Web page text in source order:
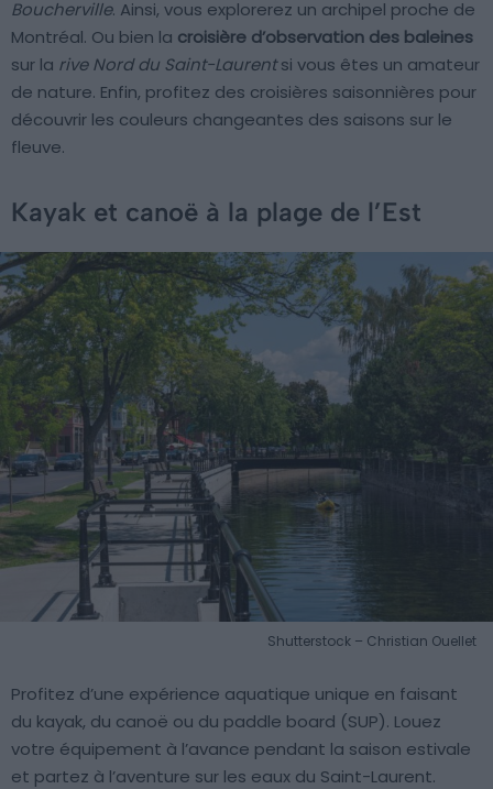
Boucherville. Ainsi, vous explorerez un archipel proche de
Montréal. Ou bien la croisière d’observation des baleines
sur la rive Nord du Saint-Laurentsi vous êtes un amateur
de nature. Enfin, profitez des croisières saisonnières pour
découvrir les couleurs changeantes des saisons sur le
fleuve.
Kayak et canoë à la plage de l’Est
Shutterstock – Christian Ouellet
Profitez d’une expérience aquatique unique en faisant
du kayak, du canoë ou du paddle board (SUP). Louez
votre équipement à l’avance pendant la saison estivale
et partez à l’aventure sur les eaux du Saint-Laurent.